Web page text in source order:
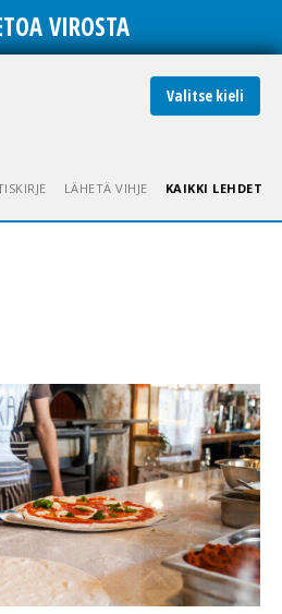
VIROSTA
Valitse kieli
LÄHETÄ VIHJE KAIKKI LEHDET